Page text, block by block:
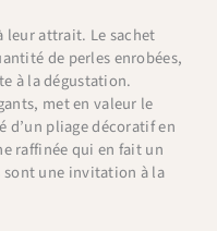
leur attrait. Le sachet
de perles enrobées,
à la dégustation.
met en valeur le
d’un pliage décoratif en
raffinée qui en fait un
sont une invitation à la